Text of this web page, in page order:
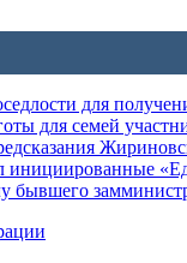
для
для семей
бывшего